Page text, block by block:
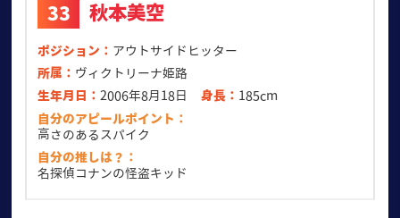
33 秋本美空
ポジション
アウトサイドヒッター
所属
ヴィクトリーナ姫路
生年月日
2006年8月18日 身長
185cm
自分のアピールポイント
高さのあるスパイク
自分の推しは？
名探偵コナンの怪盗キッド